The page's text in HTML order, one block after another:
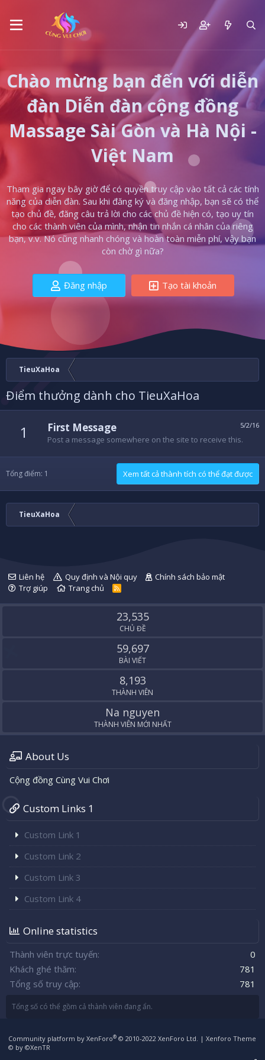
Chào mừng bạn đến với diễn
đàn Diễn đàn cộng đồng
Massage Sài Gòn và Hà Nội -
Việt Nam
Tham gia ngay bây giờ để có quyền truy cập vào tất cả các tính
năng của diễn đàn. Sau khi đăng ký và đăng nhập, bạn sẽ có thể
tạo chủ đề, đăng câu trả lời cho các chủ đề hiện có, tạo uy tín
cho các thành viên của mình, nhận tin nhắn cá nhân của riêng
bạn, v.v. Nó cũng nhanh chóng và hoàn toàn miễn phí, vậy bạn
còn chờ gì nữa?
Đăng nhập Tạo tài khoản
TieuXaHoa
Điểm thưởng dành cho TieuXaHoa
1 5/2/16
First Message
Post a message somewhere on the site to receive this.
Tổng điểm: 1 Xem tất cả thành tích có thể đạt được
TieuXaHoa
Liên hệ Quy định và Nội quy
Chính sách bảo mật
Trợ giúp
Trang chủ
R
S
23,535
CHỦ ĐỀ
59,697
BÀI VIẾT
8,193
THÀNH VIÊN
Na nguyen
THÀNH VIÊN MỚI NHẤT
About Us
Cộng đồng Cùng Vui Chơi
Custom Links 1
Custom Link 1
Custom Link 2
Custom Link 3
Custom Link 4
Online statistics
Thành viên trực tuyến
0
Khách ghé thăm
781
Tổng số truy cập
781
Tổng số có thể gồm cả thành viên đang ẩn.
Community platform by XenForo® © 2010-2022 XenForo Ltd. | Xenforo Theme
© by ©XenTR